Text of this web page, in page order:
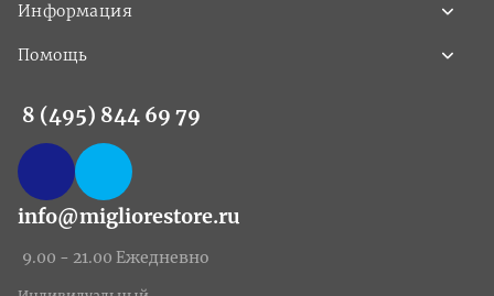
Информация
Помощь
8 (495) 844 69 79
info@migliorestore.ru
9.00 - 21.00 Ежедневно